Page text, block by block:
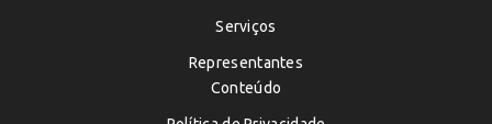
Serviços
Representantes
Conteúdo